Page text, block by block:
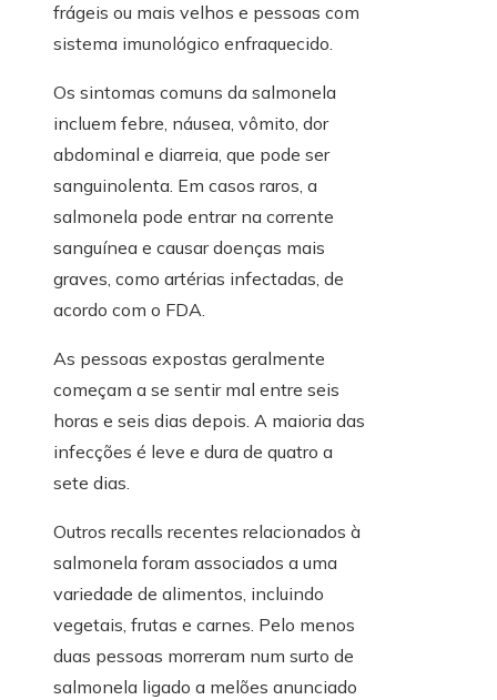
frágeis ou mais velhos e pessoas com
sistema imunológico enfraquecido.
Os sintomas comuns da salmonela
incluem febre, náusea, vômito, dor
abdominal e diarreia, que pode ser
sanguinolenta. Em casos raros, a
salmonela pode entrar na corrente
sanguínea e causar doenças mais
graves, como artérias infectadas, de
acordo com o FDA.
As pessoas expostas geralmente
começam a se sentir mal entre seis
horas e seis dias depois. A maioria das
infecções é leve e dura de quatro a
sete dias.
Outros recalls recentes relacionados à
salmonela foram associados a uma
variedade de alimentos, incluindo
vegetais, frutas e carnes. Pelo menos
duas pessoas morreram num surto de
salmonela ligado a melões anunciado